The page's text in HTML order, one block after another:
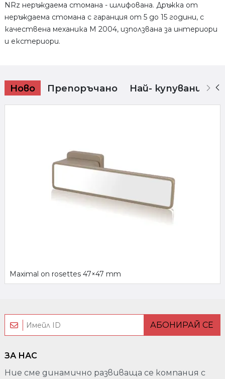
NRz неръждаема стомана - шлифована. Дръжка от
неръждаема стомана с гаранция от 5 до 15 години, с
качествена механика M 2004, използвана за интериори
и екстериори.
Ново Препоръчано Най- купувани
Maximal on rosettes 47×47 mm
АБОНИРАЙ СЕ
ЗА НАС
Ние сме динамично развиваща се компания с